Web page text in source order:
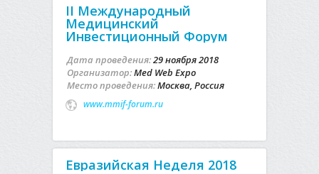
II Международный
Медицинский
Инвестиционный Форум
Дата проведения:29 ноября 2018
Организатор:Med Web Expo
Место проведения:Москва, Россия
www.mmif-forum.ru
Евразийская Неделя 2018